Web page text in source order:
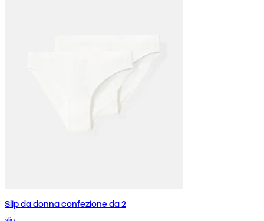
Slip da donna confezione da 2